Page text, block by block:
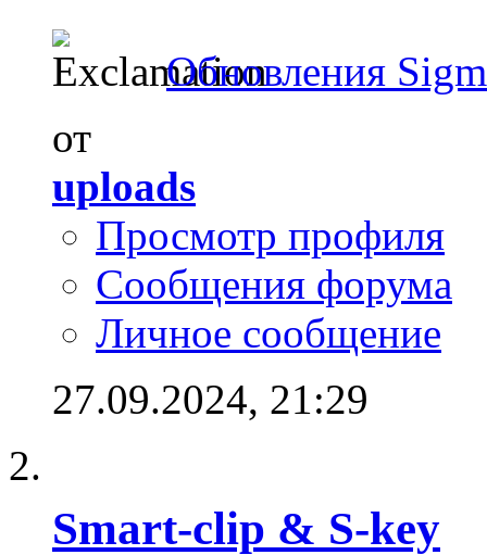
Обновления
от
uploads
Просмотр профиля
Сообщения форума
Личное сообщение
27.09.2024, 21:29
Smart-clip & S-key